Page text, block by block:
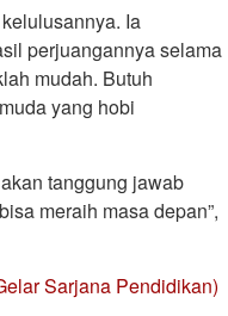
Ia
perjuangannya selama
mudah. Butuh
yang hobi
tanggung jawab
meraih masa depan”,
Sarjana Pendidikan)